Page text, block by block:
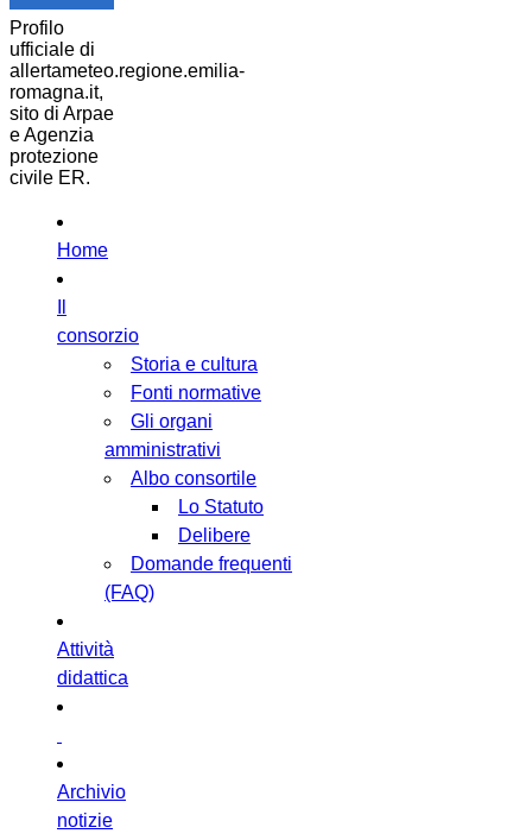
Profilo
ufficiale di
allertameteo.regione.emilia-
romagna.it,
sito di Arpae
e Agenzia
protezione
civile ER.
Home
consorzio
Storia e cultura
Fonti normative
Gli organi
amministrativi
Albo consortile
Lo Statuto
Delibere
Domande frequenti
(FAQ)
Attività
didattica
Archivio
notizie